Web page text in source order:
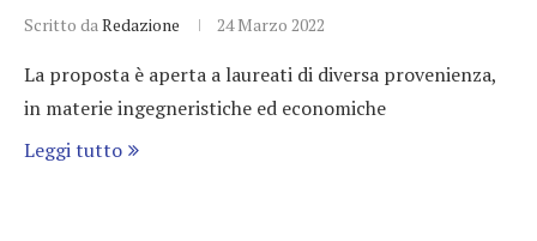
Scritto da Redazione 24 Marzo 2022
La proposta è aperta a laureati di diversa provenienza,
in materie ingegneristiche ed economiche
Leggi tutto